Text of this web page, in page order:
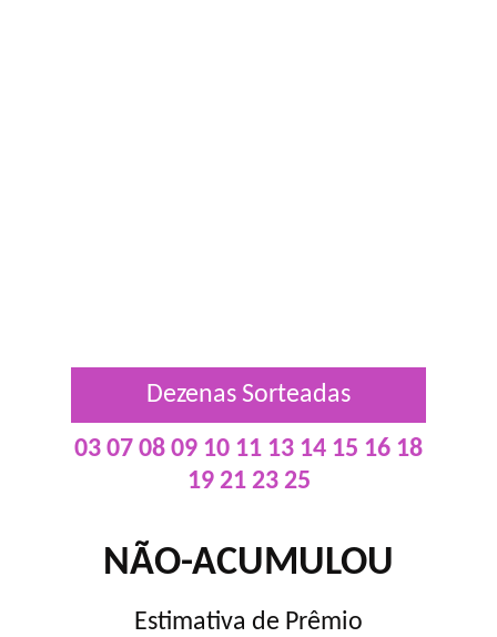
Dezenas Sorteadas
03 07 08 09 10 11 13 14 15 16 18
19 21 23 25
NÃO-ACUMULOU
Estimativa de Prêmio